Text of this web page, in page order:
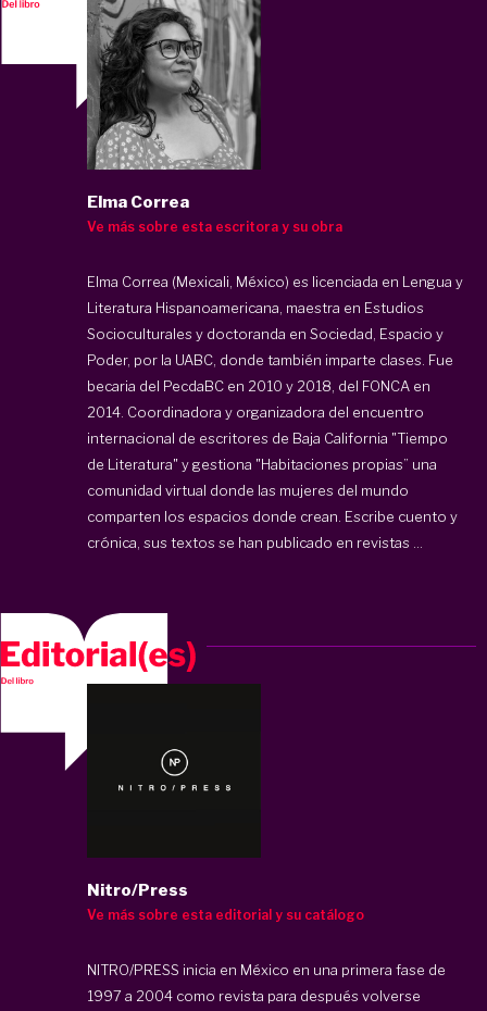
Elma Correa
Ve más sobre esta escritora y su obra
Elma Correa (Mexicali, México) es licenciada en Lengua y
Literatura Hispanoamericana, maestra en Estudios
Socioculturales y doctoranda en Sociedad, Espacio y
Poder, por la UABC, donde también imparte clases. Fue
becaria del PecdaBC en 2010 y 2018, del FONCA en
2014. Coordinadora y organizadora del encuentro
internacional de escritores de Baja California "Tiempo
de Literatura" y gestiona "Habitaciones propias” una
comunidad virtual donde las mujeres del mundo
comparten los espacios donde crean. Escribe cuento y
crónica, sus textos se han publicado en revistas ...
Nitro/Press
Ve más sobre esta editorial y su catálogo
NITRO/PRESS inicia en México en una primera fase de
1997 a 2004 como revista para después volverse